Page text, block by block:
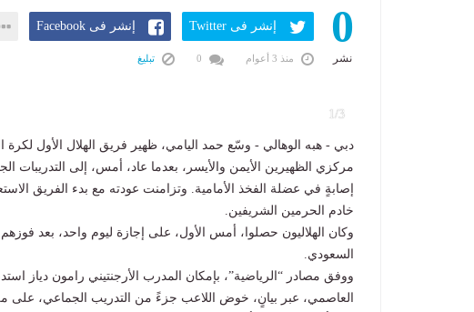
0
نشر
إنشر فى Twitter إنشر فى Facebook
منذ 3 أعوام تبليغ
1/3
دبي - هبه الوهالي - وسّع حمد اليامي، ظهير فريق الهلال الأول لكرة
مركزي الظهيرين الأيمن والأيسر، بعدما عاد، أمس، إلى
إصابةٍ في عضلة الفخذ الأمامية. وتزامنت عودته مع بدء الفريق
خادم الحرمين الشريفين.
السعودي.
ووفق مصادر “الرياضية”، بإمكان المدرب الأرجنتيني رامون دياز
العاصمي، عبر بيانٍ، خوض اللاعب جزءً من التدريب الجماعي، على